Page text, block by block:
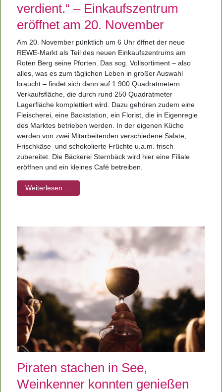
verdient.“ – Einkaufszentrum
eröffnet am 20. November
Am 20. November pünktlich um 6 Uhr öffnet der neue
REWE-Markt als Teil des neuen Einkaufszentrums am
Roten Berg seine Pforten. Das sog. Vollsortiment – also
alles, was es zum täglichen Leben in großer Auswahl
braucht – findet sich dann auf 1.900 Quadratmetern
Verkaufsfläche, die durch rund 250 Quadratmeter
Lagerfläche komplettiert wird. Dazu gehören zudem eine
Fleischerei, eine Backstation, ein Florist, die in Eigenregie
des Marktes betrieben werden. In der eigenen Küche
werden von zwei Mitarbeitenden verschiedene Salate,
Frischkäse und schokolierte Früchte u.a.m. frisch
zubereitet. Die Bäckerei Sternbäck wird hier eine Filiale
eröffnen und ein kleines Café betreiben.
Weiterlesen …
Piraten stachen in See,
Weinkenner konnten genießen